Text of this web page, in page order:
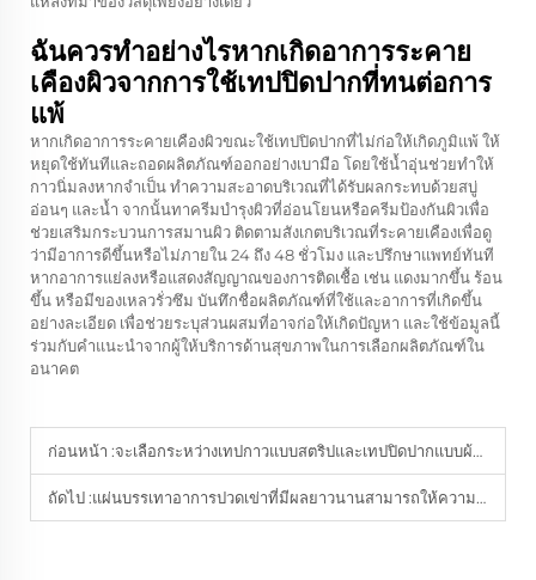
ฉันควรทำอย่างไรหากเกิดอาการระคาย
เคืองผิวจากการใช้เทปปิดปากที่ทนต่อการ
แพ้
หากเกิดอาการระคายเคืองผิวขณะใช้เทปปิดปากที่ไม่ก่อให้เกิดภูมิแพ้ ให้
หยุดใช้ทันทีและถอดผลิตภัณฑ์ออกอย่างเบามือ โดยใช้น้ำอุ่นช่วยทำให้
กาวนิ่มลงหากจำเป็น ทำความสะอาดบริเวณที่ได้รับผลกระทบด้วยสบู่
อ่อนๆ และน้ำ จากนั้นทาครีมบำรุงผิวที่อ่อนโยนหรือครีมป้องกันผิวเพื่อ
ช่วยเสริมกระบวนการสมานผิว ติดตามสังเกตบริเวณที่ระคายเคืองเพื่อดู
ว่ามีอาการดีขึ้นหรือไม่ภายใน 24 ถึง 48 ชั่วโมง และปรึกษาแพทย์ทันที
หากอาการแย่ลงหรือแสดงสัญญาณของการติดเชื้อ เช่น แดงมากขึ้น ร้อน
ขึ้น หรือมีของเหลวรั่วซึม บันทึกชื่อผลิตภัณฑ์ที่ใช้และอาการที่เกิดขึ้น
อย่างละเอียด เพื่อช่วยระบุส่วนผสมที่อาจก่อให้เกิดปัญหา และใช้ข้อมูลนี้
ร่วมกับคำแนะนำจากผู้ให้บริการด้านสุขภาพในการเลือกผลิตภัณฑ์ใน
อนาคต
ก่อนหน้า :จะเลือกระหว่างเทปกาวแบบสตริปและเทปปิดปากแบบผ้าที่อ่อนโยนได้อย่างไร
ถัดไป :แผ่นบรรเทาอาการปวดเข่าที่มีผลยาวนานสามารถให้ความรู้สึกผ่อนคลายอย่างต่อเนื่องได้นานถึง 12 ชั่วโมงหรือไม่